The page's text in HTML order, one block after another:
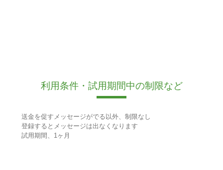
利用条件・試用期間中の制限など
送金を促すメッセージがでる以外、制限なし
登録するとメッセージは出なくなります
試用期間、1ヶ月